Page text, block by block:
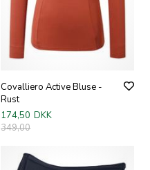
Covalliero Active Bluse -
Rust
174,50 DKK
349,00